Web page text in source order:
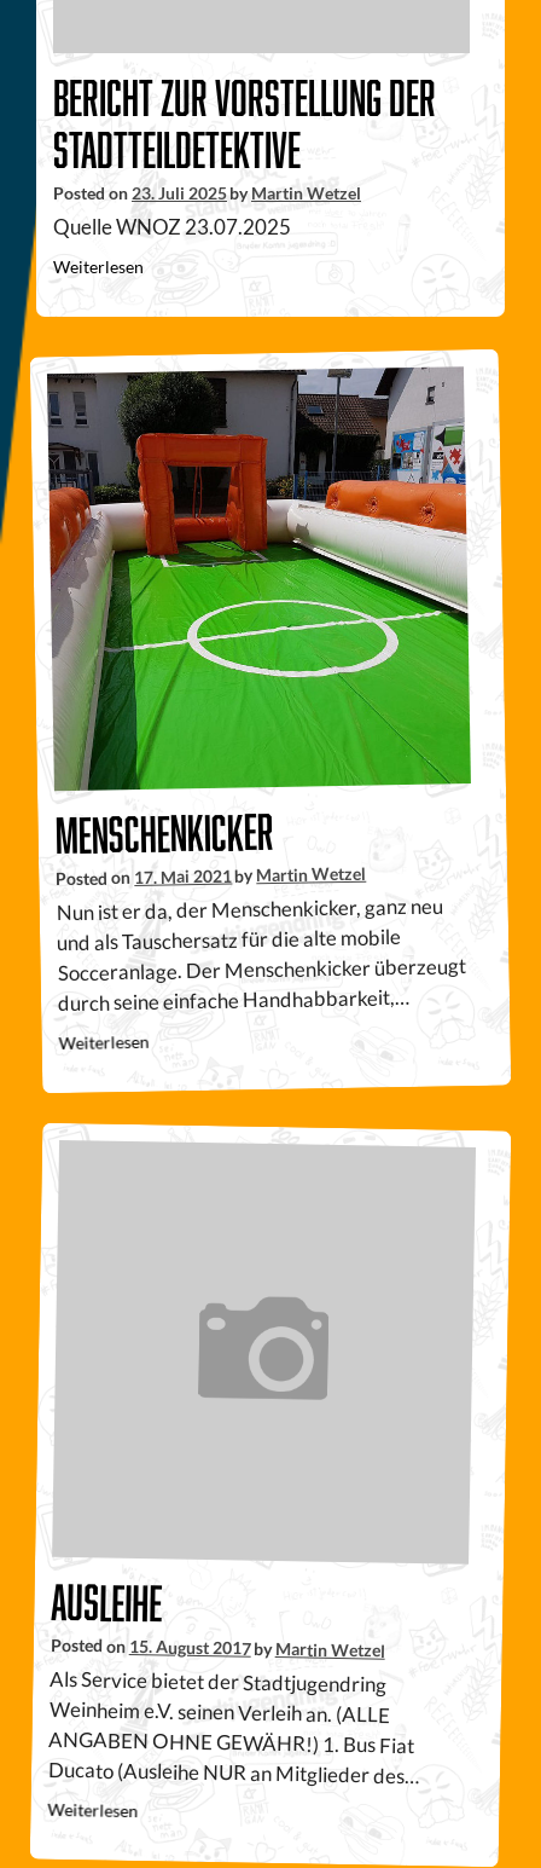
Bericht zur Vorstellung der
Stadtteildetektive
Posted on 23. Juli 2025byMartin Wetzel
Quelle WNOZ 23.07.2025
Weiterlesen
Menschenkicker
Posted on 17. Mai 2021byMartin Wetzel
Nun ist er da, der Menschenkicker, ganz neu
und als Tauschersatz für die alte mobile
Socceranlage. Der Menschenkicker überzeugt
durch seine einfache Handhabbarkeit,…
Weiterlesen
Ausleihe
Posted on 15. August 2017byMartin Wetzel
Als Service bietet der Stadtjugendring
Weinheim e.V. seinen Verleih an. (ALLE
ANGABEN OHNE GEWÄHR!) 1. Bus Fiat
Ducato (Ausleihe NUR an Mitglieder des…
Weiterlesen